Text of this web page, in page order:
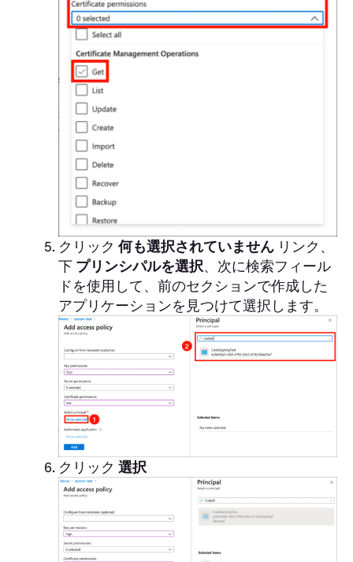
クリック 何も選択されていません リンク、
下 プリンシパルを選択、次に検索フィール
ドを使用して、前のセクションで作成した
アプリケーションを見つけて選択します。
クリック 選択